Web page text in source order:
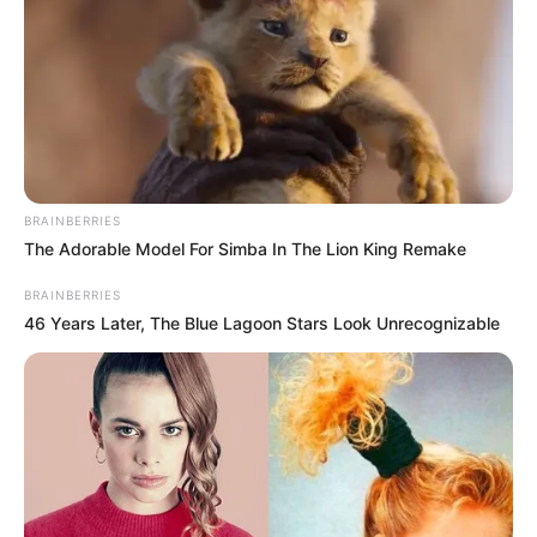
nem csak Kiara keltette fel András
érdeklődését , hiszen:– KrisztaésGinakapták az
„első benyomás” karkötőjét,–Panna
pedig rögtön
flörtbe csábította Andrást,a nézők mégis úgy
BRAINBERRIES
The Adorable Model For Simba In The Lion King Remake
BRAINBERRIES
46 Years Later, The Blue Lagoon Stars Look Unrecognizable